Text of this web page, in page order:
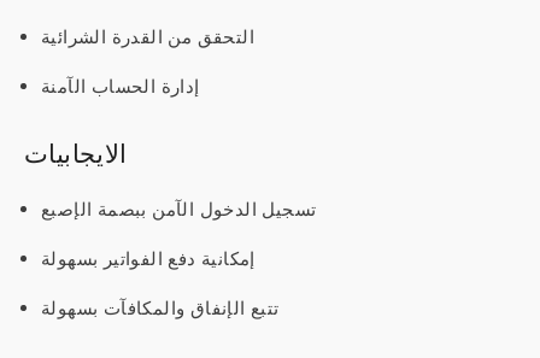
التحقق من القدرة الشرائية
إدارة الحساب الآمنة
الايجابيات
تسجيل الدخول الآمن ببصمة الإصبع
إمكانية دفع الفواتير بسهولة
تتبع الإنفاق والمكافآت بسهولة